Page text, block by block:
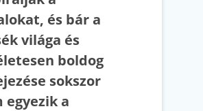
és bár a
világa és
boldog
sokszor
egyezik a